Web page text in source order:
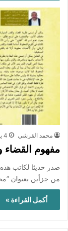
محمد القرشي 4 يونيو، 2026
مفهوم القضاء
صدر حديثا لكاتب
من جزأين بعنوان
أكمل القراءة »